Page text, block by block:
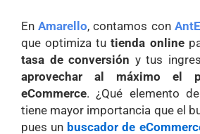
EnAmarello, contamos con
que optimiza tutienda online
tasa de conversión y tus
aprovechar al máximo el
eCommerce. ¿Qué elemento
tiene mayor importancia que el
pues un buscador de